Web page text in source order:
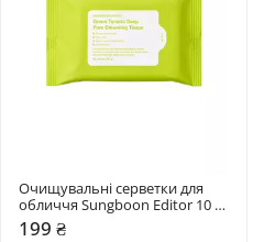
Очищувальні серветки для
обличчя Sungboon Editor 10
шт
199 ₴